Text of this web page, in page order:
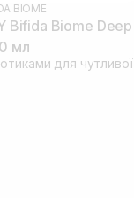
BIOME
Bifida Biome Deep
мл
для чутливої